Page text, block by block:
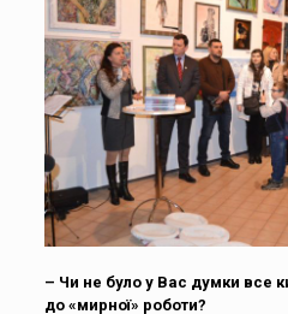
– Чи не було у Вас думки все
до «мирної» роботи?